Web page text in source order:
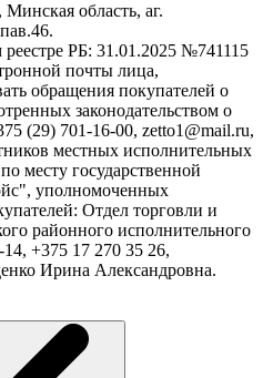
область, аг.
РБ: 31.01.2025 №741115
почты лица,
обращения покупателей о
законодательством о
(29) 701-16-00, zetto1@mail.ru,
местных исполнительных
месту государственной
уполномоченных
Отдел торговли и
районного исполнительного
+375 17 270 35 26,
Ирина Александровна.